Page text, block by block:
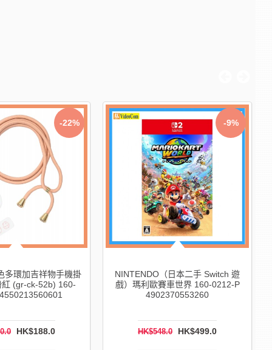
-22%
多環加吉祥物手機掛
(gr-ck-52b) 160-
HK$188.0
-9%
NINTENDO（日本二手 Switch 遊
戲）瑪利歐賽車世界 160-0212-P
4902370553260
HK$548.0 HK$499.0